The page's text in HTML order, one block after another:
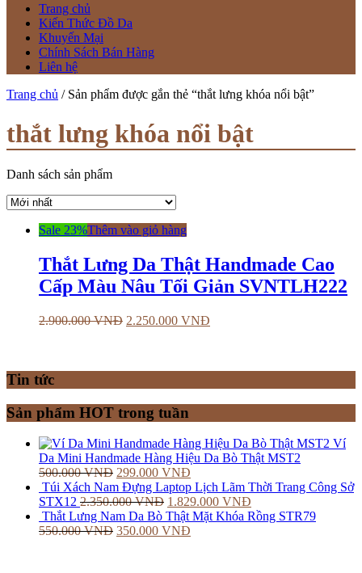
Trang chủ
Kiến Thức Đồ Da
Khuyến Mại
Chính Sách Bán Hàng
Liên hệ
Trang chủ / Sản phẩm được gắn thẻ “thắt lưng khóa nổi bật”
thắt lưng khóa nổi bật
Danh sách sản phẩm
Sale 23%Thêm vào giỏ hàng
Thắt Lưng Da Thật Handmade Cao
Cấp Màu Nâu Tối Giản SVNTLH222
2.900.000VNĐ 2.250.000 VNĐ
Tin tức
Sản phẩm HOT trong tuần
Ví
Da Mini Handmade Hàng Hiệu Da Bò Thật MST2
500.000VNĐ 299.000 VNĐ
Túi Xách Nam Đựng Laptop Lịch Lãm Thời Trang Công Sở
STX12 2.350.000VNĐ 1.829.000 VNĐ
Thắt Lưng Nam Da Bò Thật Mặt Khóa Rồng STR79
550.000VNĐ 350.000 VNĐ